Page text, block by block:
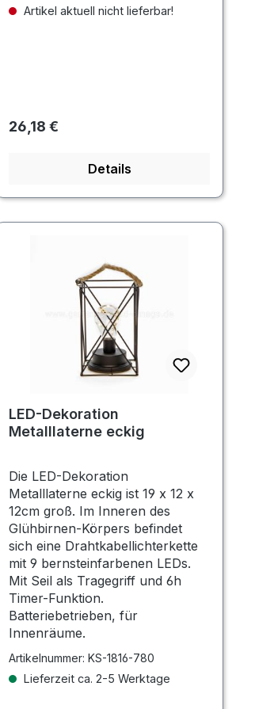
Artikel aktuell nicht lieferbar!
Regulärer Preis:
26,18 €
Details
LED-Dekoration
Metalllaterne eckig
Die LED-Dekoration
Metalllaterne eckig ist 19 x 12 x
12cm groß. Im Inneren des
Glühbirnen-Körpers befindet
sich eine Drahtkabellichterkette
mit 9 bernsteinfarbenen LEDs.
Mit Seil als Tragegriff und 6h
Timer-Funktion.
Batteriebetrieben, für
Innenräume.
Artikelnummer:KS-1816-780
Lieferzeit ca. 2-5 Werktage